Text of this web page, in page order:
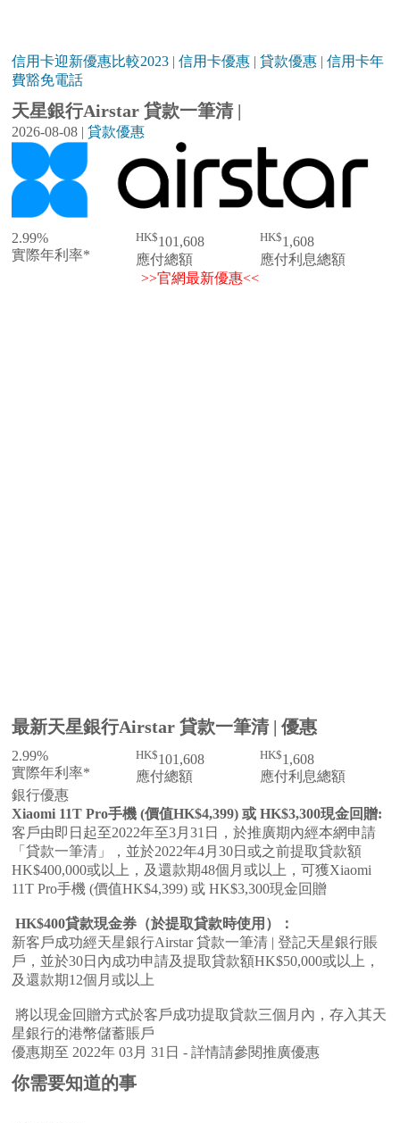
信用卡迎新優惠比較2023 |信用卡優惠 |貸款優惠 |信用卡年
費豁免電話
天星銀行Airstar 貸款一筆清 |
2026-08-08 |貸款優惠
2.99%
實際年利率*
HK$101,608
應付總額
HK$1,608
應付利息總額
>>官網最新優惠<<
最新天星銀行Airstar 貸款一筆清 | 優惠
2.99%
實際年利率*
HK$101,608
應付總額
HK$1,608
應付利息總額
銀行優惠
Xiaomi 11T Pro手機 (價值HK$4,399) 或 HK$3,300現金回贈:
客戶由即日起至2022年至3月31日，於推廣期內經本網申請
「貸款一筆清」，並於2022年4月30日或之前提取貸款額
HK$400,000或以上，及還款期48個月或以上，可獲Xiaomi
11T Pro手機 (價值HK$4,399) 或 HK$3,300現金回贈
HK$400貸款現金券（於提取貸款時使用）：
新客戶成功經天星銀行Airstar 貸款一筆清 | 登記天星銀行賬
戶，並於30日內成功申請及提取貸款額HK$50,000或以上，
及還款期12個月或以上
將以現金回贈方式於客戶成功提取貸款三個月內，存入其天
星銀行的港幣儲蓄賬戶
優惠期至 2022年 03月 31日 - 詳情請參閱推廣優惠
你需要知道的事